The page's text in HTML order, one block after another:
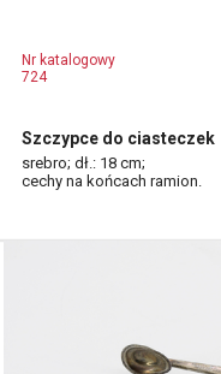
Nr katalogowy
724
Szczypce do ciasteczek
srebro; dł.: 18 cm;
cechy na końcach ramion.